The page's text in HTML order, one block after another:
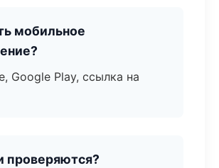
мобильное
Google Play, ссылка на
проверяются?